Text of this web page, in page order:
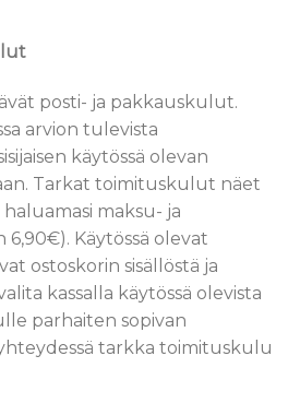
posti- ja pakkauskulut.
arvion tulevista
käytössä olevan
Tarkat toimituskulut näet
maksu- ja
6,90€). Käytössä olevat
ostoskorin sisällöstä ja
kassalla käytössä olevista
parhaiten sopivan
tarkka toimituskulu